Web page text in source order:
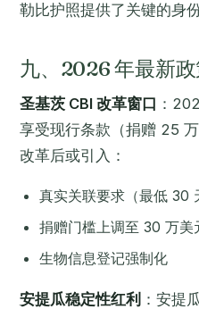
勒比护照提供了关键的身份
九、2026 年最新
圣基茨 CBI 改革窗口 ：
享受现行条款（捐赠 25
改革后或引入：
真实关联要求（最低 30
捐赠门槛上调至 30 万美
生物信息登记强制化
安提瓜稳定性红利 ：安提